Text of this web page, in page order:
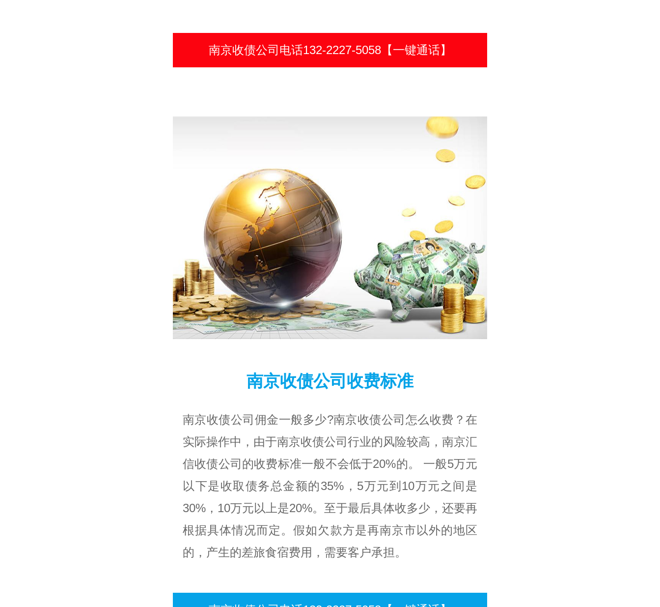
南京收债公司电话132-2227-5058【一键通话】
南京收债公司收费标准
南京收债公司佣金一般多少?南京收债公司怎么收费？在
实际操作中，由于南京收债公司行业的风险较高，南京汇
信收债公司的收费标准一般不会低于20%的。 一般5万元
以下是收取债务总金额的35%，5万元到10万元之间是
30%，10万元以上是20%。至于最后具体收多少，还要再
根据具体情况而定。假如欠款方是再南京市以外的地区
的，产生的差旅食宿费用，需要客户承担。